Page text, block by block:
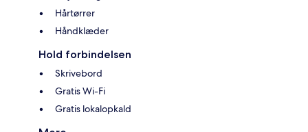
Hårtørrer
Håndklæder
Hold forbindelsen
Skrivebord
Gratis Wi-Fi
Gratis lokalopkald